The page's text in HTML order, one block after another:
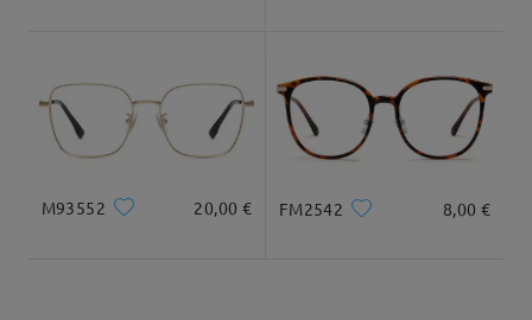
M93552 20,00 € FM2542 8,00 €